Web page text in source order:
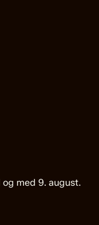
med 9. august.